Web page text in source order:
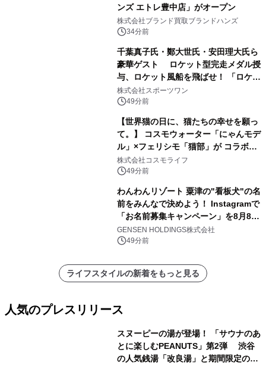
ンズ エトレ豊中店」がオープン
株式会社ブランド買取ブランドハンズ
34分前
千葉真子氏・鄭大世氏・安田理大氏ら
豪華ゲスト ロケット型完走メダル授
与、ロケット風船を飛ばせ！ 「ロケッ
トマラソン2026」開催
株式会社スポーツワン
49分前
【世界猫の日に、猫たちの幸せを願っ
て。】 コスモウォーター「にゃんモデ
ル」×フェリシモ「猫部」が コラボキ
ャンペーンを実施
株式会社コスモライフ
49分前
わんわんリゾート 粟津の"看板犬"の名
前をみんなで決めよう！ Instagramで
「お名前募集キャンペーン」を8月8日
(土)より開催
GENSEN HOLDINGS株式会社
49分前
ライフスタイルの新着をもっと見る
人気のプレスリリース
スヌーピーの湯が登場！ 「サウナのあ
とに楽しむPEANUTS」第2弾 渋谷
の人気銭湯「改良湯」と期間限定のコ